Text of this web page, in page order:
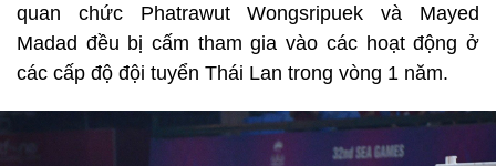
quan chức Phatrawut Wongsripuek và Mayed
Madad đều bị cấm tham gia vào các hoạt động ở
các cấp độ đội tuyển Thái Lan trong vòng 1 năm.